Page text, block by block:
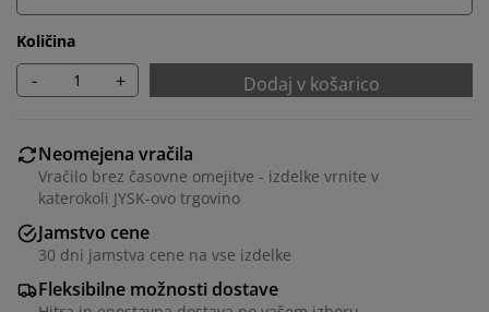
Količina
- + Dodaj v košarico
Neomejena vračila
Vračilo brez časovne omejitve - izdelke vrnite v
katerokoli JYSK-ovo trgovino
Jamstvo cene
30 dni jamstva cene na vse izdelke
Fleksibilne možnosti dostave